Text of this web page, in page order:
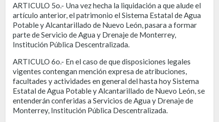
ARTICULO 5o.- Una vez hecha la liquidación a que alude el
artículo anterior, el patrimonio el Sistema Estatal de Agua
Potable y Alcantarillado de Nuevo León, pasara a formar
parte de Servicio de Agua y Drenaje de Monterrey,
Institución Pública Descentralizada.
ARTICULO 6o.- En el caso de que disposiciones legales
vigentes contengan mención expresa de atribuciones,
facultades y actividades en general del hasta hoy Sistema
Estatal de Agua Potable y Alcantarillado de Nuevo León, se
entenderán conferidas a Servicios de Agua y Drenaje de
Monterrey, Institución Pública Descentralizada.